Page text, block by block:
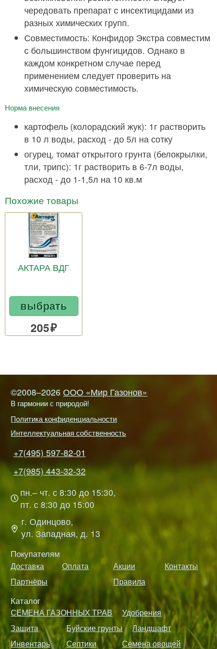
чередовать препарат с инсектицидами из
разных химических групп.
Совместимость: Конфидор Экстра совместим
с большинством фунгицидов. Однако в
каждом конкретном случае перед
применением следует проверить на
химическую совместимость.
Норма внесения
картофель (колорадский жук): 1г растворить
в 10 л воды, расход - до 5л на сотку
огурец, томат открытого грунта (белокрылки,
тли, трипс): 1г растворить в 6-7л воды,
расход - до 1-1,5л на 10 кв.м
Похожие товары
АКТАРА ВДГ
выбрать
205
©2008–2026 ООО «Мир Газонов»
В гармонии с природой!
Политика конфиденциальности
Интеллектуальная собственность
+7(495) 597-82-01
+7(985) 443-32-32
пн.– чт. с 8:30 до 15:30,
пт. с 8:30 до 15:00
г. Одинцово,
ул. Западная, д. 13
Покупателям
Доставка Оплата Акции
Контакты
Партнёры
Правила
Каталог
СЕМЕНА ГАЗОННЫХ ТРАВ
Удобрения
Защита
Буйские грунты
Ландшафт
Инвентарь
Септики
Семена овощей